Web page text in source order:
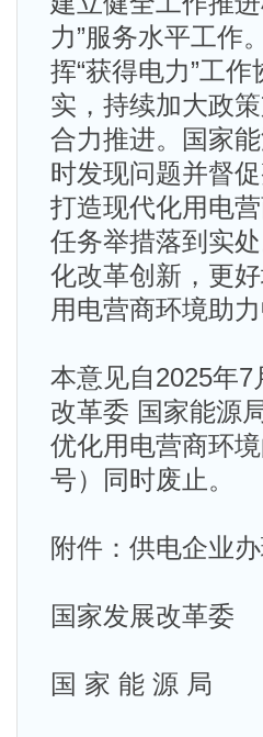
力”服务水平工作
挥“获得电力”工
实，持续加大政
合力推进。国家
时发现问题并督
打造现代化用电
任务举措落到实
化改革创新，更
用电营商环境助
本意见自2025年
改革委 国家能源
优化用电营商环
号）同时废止。
附件：供电企业
国家发展改革委
国 家 能 源 局